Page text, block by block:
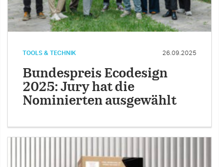
TOOLS & TECHNIK 26.09.2025
Bundespreis Ecodesign
2025: Jury hat die
Nominierten ausgewählt